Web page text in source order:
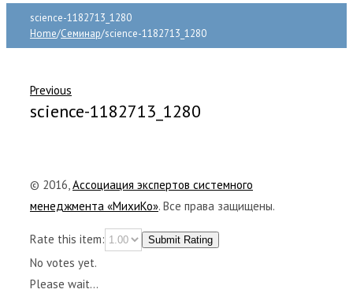
science-1182713_1280
Home/Семинар/science-1182713_1280
Previous
science-1182713_1280
© 2016,Ассоциация экспертов системного
менеджмента «МихиКо». Все права защищены.
Rate this item: Submit Rating
No votes yet.
Please wait...